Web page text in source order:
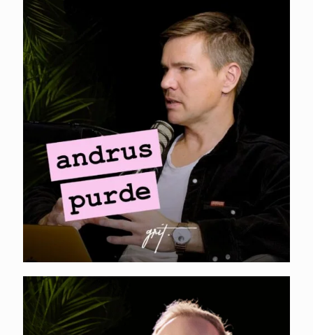
MINI-PODCAST I
Andrus Purde –B2B
turunduse
mõõtmine
KARL KANGUR. Mis